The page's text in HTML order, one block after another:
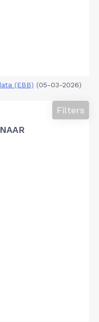
(EBB) (05-03-2026)
Filters